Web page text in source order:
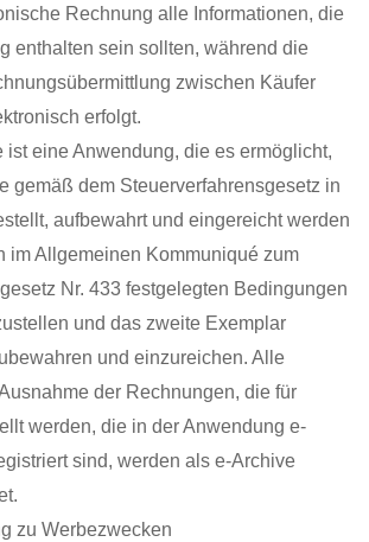
Rechnung alle Informationen, die
enthalten sein sollten, während die
zwischen Käufer
erfolgt.
ist eine Anwendung, die es ermöglicht,
gemäß dem Steuerverfahrensgesetz in
aufbewahrt und eingereicht werden
im Allgemeinen Kommuniqué zum
Nr. 433 festgelegten Bedingungen
und das zweite Exemplar
und einzureichen. Alle
der Rechnungen, die für
werden, die in der Anwendung e-
sind, werden als e-Archive
zu Werbezwecken